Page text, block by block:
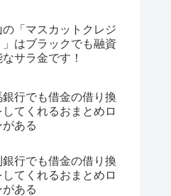
の「マスカットクレジ
」はブラックでも融資
サラ金です！
銀行でも借金の借り換
してくれるおまとめロ
がある
銀行でも借金の借り換
してくれるおまとめロ
がある